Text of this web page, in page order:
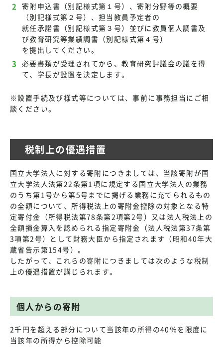
寄附申込書（別記様式第１号）、寄附分野等の概要
（別記様式第２号）、担当教員予定者の
就任承諾書（別記様式第３号）並びに教員個人調書及
び教育研究等業績調書（別記様式第４号）
を提出してください。
必要書類が受理されてから、教育研究評議会の議を得
て、学長が設置を決定します。
※設置手続及び様式等については、事前に事務担当にご相
談ください。
税制上の優遇措置
国立大学法人に対する寄附につきましては、当該寄附が国
立大学法人法第22条第1項に規定する国立大学法人の業務
のうち第1号から第5号までに掲げる業務に充てられるもの
の全額について、所得税法上の寄附金控除の対象となる特
定寄付金（所得税法第78条第2項第2号）又は法人税法上の
全額損金算入を認められる指定寄附金（法人税法第37条第
3項第2号）として財務大臣から指定されます（昭和40年大
蔵省告示第154号）。
したがって、これらの寄附につきましては次のような税制
上の優遇措置が講じられます。
個人からの寄附
2千円を超える部分について当該年の所得の40％を限度に
当該年の所得から控除可能